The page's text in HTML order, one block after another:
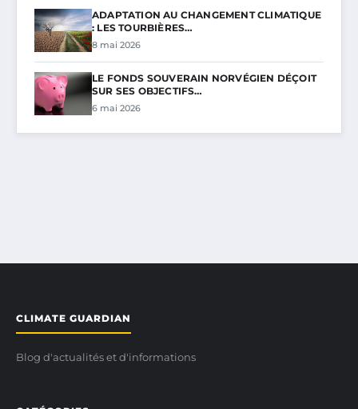
ADAPTATION AU CHANGEMENT CLIMATIQUE
: LES TOURBIÈRES…
8 mai 2026
LE FONDS SOUVERAIN NORVÉGIEN DÉÇOIT
SUR SES OBJECTIFS…
6 mai 2026
CLIMATE GUARDIAN
Blog d'actualités et d'informations